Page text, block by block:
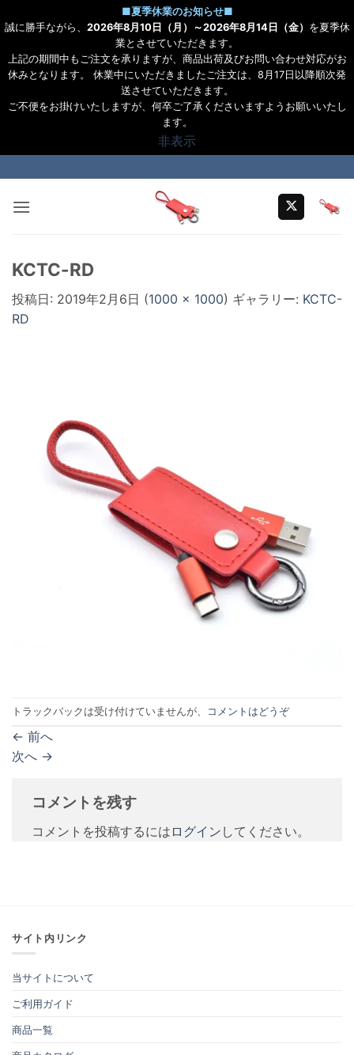
■夏季休業のお知らせ■
誠に勝手ながら、 2026年8月10日（月）～2026年8月14日（金） を夏季休
業とさせていただきます。
上記の期間中もご注文を承りますが、商品出荷及びお問い合わせ対応がお
休みとなります。 休業中にいただきましたご注文は、8月17日以降順次発
送させていただきます。
ご不便をお掛けいたしますが、何卒ご了承くださいますようお願いいたし
ます。
非表示
to
content
KCTC-RD
投稿日: 2019年2月6日 (1000 × 1000) ギャラリー: KCTC-
RD
トラックバックは受け付けていませんが、 コメントはどうぞ
← 前へ
次へ →
コメントを残す
コメントを投稿するには ログイン してください。
サイト内リンク
当サイトについて
ご利用ガイド
商品一覧